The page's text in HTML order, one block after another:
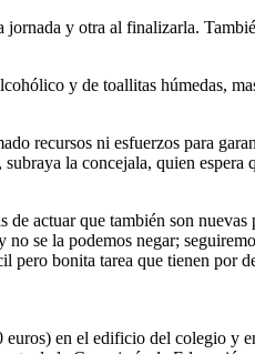
jornada y otra al finalizarla.
y de toallitas húmedas,
recursos ni esfuerzos para
la concejala, quien espera
actuar que también son nuevas
se la podemos negar;
bonita tarea que tienen por
en el edificio del colegio y